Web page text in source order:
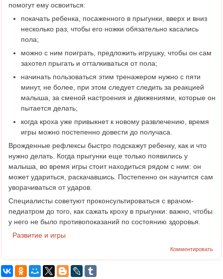
помогут ему освоиться:
покачать ребенка, посаженного в прыгунки, вверх и вниз
несколько раз, чтобы его ножки обязательно касались
пола;
можно с ним поиграть, предложить игрушку, чтобы он сам
захотел прыгать и отталкиваться от пола;
начинать пользоваться этим тренажером нужно с пяти
минут, не более, при этом следует следить за реакцией
малыша, за сменой настроения и движениями, которые он
пытается делать;
когда кроха уже привыкнет к новому развлечению, время
игры можно постепенно довести до получаса.
Врожденные рефлексы быстро подскажут ребенку, как и что
нужно делать. Когда прыгунки еще только появились у
малыша, во время игры стоит находиться рядом с ним: он
может удариться, раскачавшись. Постепенно он научится сам
уворачиваться от ударов.
Специалисты советуют проконсультироваться с врачом-
педиатром до того, как сажать кроху в прыгунки: важно, чтобы
у него не было противопоказаний по состоянию здоровья.
Развитие и игры
Комментировать